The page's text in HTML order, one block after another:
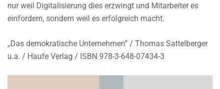
nur weil Digitalisierung dies erzwingt und Mitarbeiter es
einfordern, sondern weil es erfolgreich macht.
„Das demokratische Unternehmen” / Thomas Sattelberger
u.a. / Haufe Verlag / ISBN 978-3-648-07434-3